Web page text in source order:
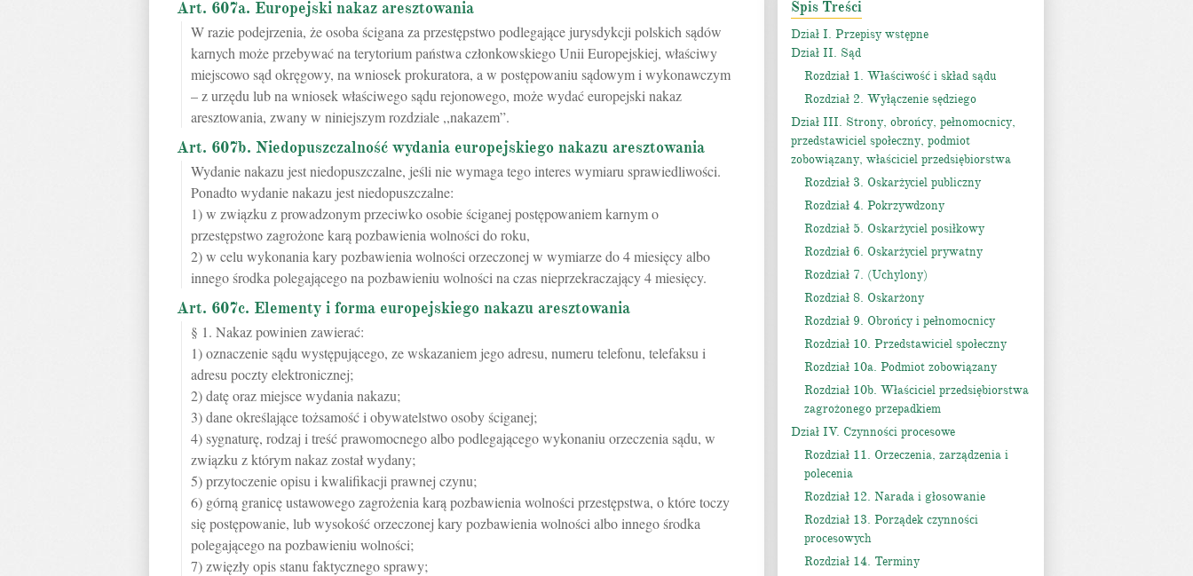
Art. 607a. Europejski nakaz aresztowania
W razie podejrzenia, że osoba ścigana za przestępstwo podlegające jurysdykcji polskich sądów
karnych może przebywać na terytorium państwa członkowskiego Unii Europejskiej, właściwy
miejscowo sąd okręgowy, na wniosek prokuratora, a w postępowaniu sądowym i wykonawczym
– z urzędu lub na wniosek właściwego sądu rejonowego, może wydać europejski nakaz
aresztowania, zwany w niniejszym rozdziale ,,nakazem”.
Art. 607b. Niedopuszczalność wydania europejskiego nakazu aresztowania
Wydanie nakazu jest niedopuszczalne, jeśli nie wymaga tego interes wymiaru sprawiedliwości.
Ponadto wydanie nakazu jest niedopuszczalne:
1) w związku z prowadzonym przeciwko osobie ściganej postępowaniem karnym o
przestępstwo zagrożone karą pozbawienia wolności do roku,
2) w celu wykonania kary pozbawienia wolności orzeczonej w wymiarze do 4 miesięcy albo
innego środka polegającego na pozbawieniu wolności na czas nieprzekraczający 4 miesięcy.
Art. 607c. Elementy i forma europejskiego nakazu aresztowania
§ 1. Nakaz powinien zawierać:
1) oznaczenie sądu występującego, ze wskazaniem jego adresu, numeru telefonu, telefaksu i
adresu poczty elektronicznej;
2) datę oraz miejsce wydania nakazu;
3) dane określające tożsamość i obywatelstwo osoby ściganej;
4) sygnaturę, rodzaj i treść prawomocnego albo podlegającego wykonaniu orzeczenia sądu, w
związku z którym nakaz został wydany;
5) przytoczenie opisu i kwalifikacji prawnej czynu;
6) górną granicę ustawowego zagrożenia karą pozbawienia wolności przestępstwa, o które toczy
się postępowanie, lub wysokość orzeczonej kary pozbawienia wolności albo innego środka
polegającego na pozbawieniu wolności;
7) zwięzły opis stanu faktycznego sprawy;
Spis Treści
Dział I. Przepisy wstępne
Dział II. Sąd
Rozdział 1. Właściwość i skład sądu
Rozdział 2. Wyłączenie sędziego
Dział III. Strony, obrońcy, pełnomocnicy,
przedstawiciel społeczny, podmiot
zobowiązany, właściciel przedsiębiorstwa
Rozdział 3. Oskarżyciel publiczny
Rozdział 4. Pokrzywdzony
Rozdział 5. Oskarżyciel posiłkowy
Rozdział 6. Oskarżyciel prywatny
Rozdział 7. (Uchylony)
Rozdział 8. Oskarżony
Rozdział 9. Obrońcy i pełnomocnicy
Rozdział 10. Przedstawiciel społeczny
Rozdział 10a. Podmiot zobowiązany
Rozdział 10b. Właściciel przedsiębiorstwa
zagrożonego przepadkiem
Dział IV. Czynności procesowe
Rozdział 11. Orzeczenia, zarządzenia i
polecenia
Rozdział 12. Narada i głosowanie
Rozdział 13. Porządek czynności
procesowych
Rozdział 14. Terminy